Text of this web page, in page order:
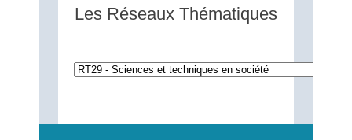
Les Réseaux Thématiques